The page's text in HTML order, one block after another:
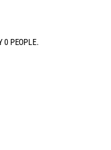
0 PEOPLE.